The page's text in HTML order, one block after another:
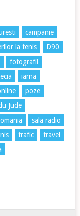
campanie
la tenis
D90
fotografii
iarna
poze
Jude
sala radio
trafic
travel